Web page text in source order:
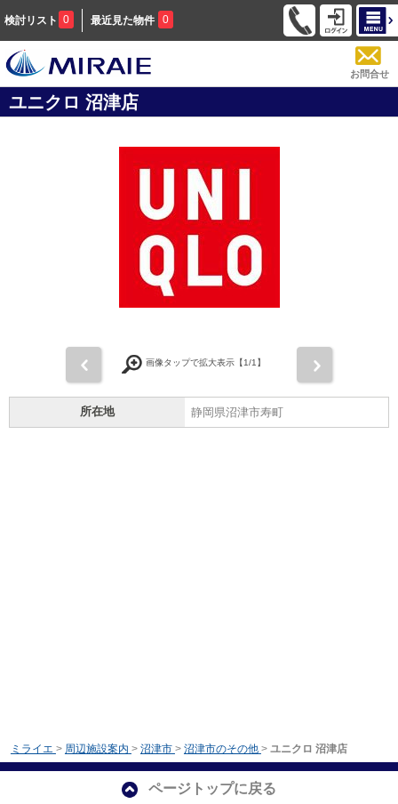
検討リスト 0 最近見た物件 0
お問合せ
ユニクロ 沼津店
画像タップで拡大表示【1/1】
所在地 静岡県沼津市寿町
ミライエ > 周辺施設案内 > 沼津市 > 沼津市のその他 > ユニクロ 沼津店
ページトップに戻る